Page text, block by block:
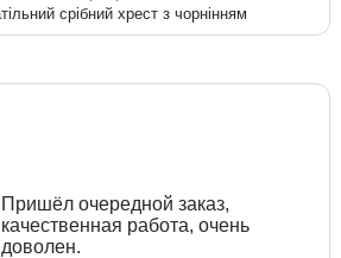
срібний хрест з чорнінням
Пришёл очередной заказ,
качественная работа, очень
доволен.